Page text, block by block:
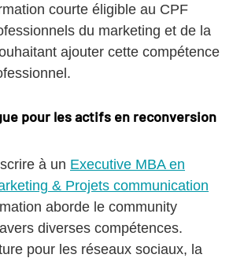
courte éligible au CPF
du marketing et de la
ajouter cette compétence
pour les actifs en reconversion
à un Executive MBA en
& Projets communication
aborde le community
diverses compétences.
pour les réseaux sociaux, la